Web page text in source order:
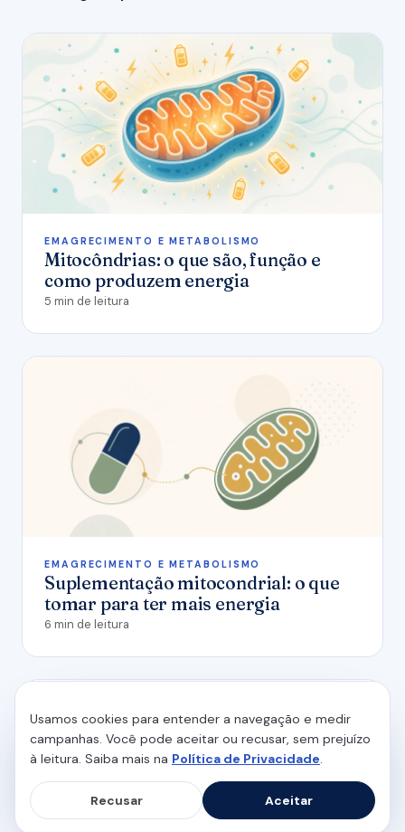
EMAGRECIMENTO E METABOLISMO
Mitocôndrias: o que são, função e
como produzem energia
5 min de leitura
EMAGRECIMENTO E METABOLISMO
Suplementação mitocondrial: o que
tomar para ter mais energia
6 min de leitura
Usamos cookies para entender a navegação e medir
campanhas. Você pode aceitar ou recusar, sem prejuízo
à leitura. Saiba mais na Política de Privacidade.
Recusar Aceitar